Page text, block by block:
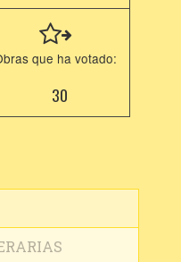
que ha votado:
30